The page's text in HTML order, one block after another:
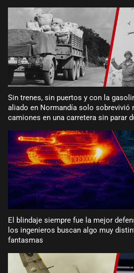
Sin trenes, sin puertos y con la
aliado en Normandía solo sobrevivió
camiones en una carretera sin parar
El blindaje siempre fue la mejor
los ingenieros buscan algo muy
fantasmas